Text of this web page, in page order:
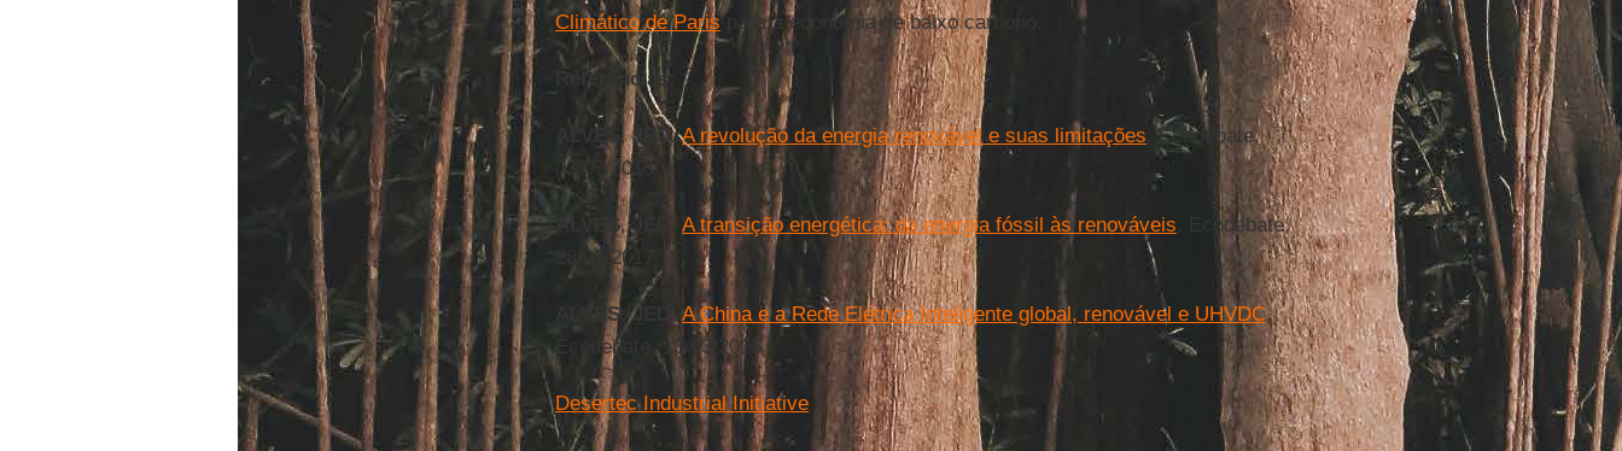
Climático de Parispara a economia de baixo carbono.
Referências:
ALVES ,JED.A revolução da energia renovável e suas limitações , Ecodebate,
03/07/2015
ALVES,JED A transição energética: da energia fóssil às renováveis , Ecodebate,
28/07/2017
ALVES,JED . A China e a Rede Elétrica Inteligente global, renovável e UHVDC,
Ecodebate, 13/03/2015
Desertec Industrial Initiative